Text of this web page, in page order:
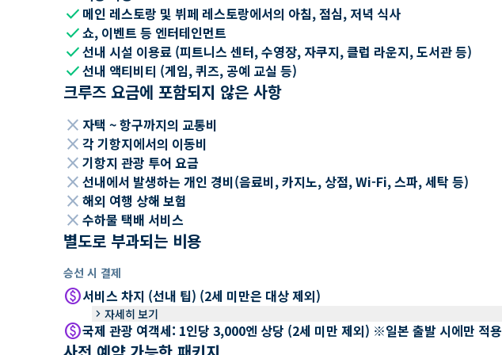
check 메인 레스토랑 및 뷔페 레스토랑에서의 아침, 점심, 저녁 식사
check쇼, 이벤트 등 엔터테인먼트
check선내 시설 이용료 (피트니스 센터, 수영장, 자쿠지, 클럽 라운지, 도서관 등)
check선내 액티비티 (게임, 퀴즈, 공예 교실 등)
크루즈 요금에 포함되지 않은 사항
close 자택 ~ 항구까지의 교통비
close 각 기항지에서의 이동비
close 기항지 관광 투어 요금
close 선내에서 발생하는 개인 경비(음료비, 카지노, 상점, Wi-Fi, 스파, 세탁 등)
close 해외 여행 상해 보험
close 수하물 택배 서비스
별도로 부과되는 비용
승선 시 결제
paid서비스 차지 (선내 팁) (2세 미만은 대상 제외)
keyboard_arrow_right 자세히 보기
paid국제 관광 여객세: 1인당 3,000엔 상당 (2세 미만 제외) ※일본 출발 시에만 적용